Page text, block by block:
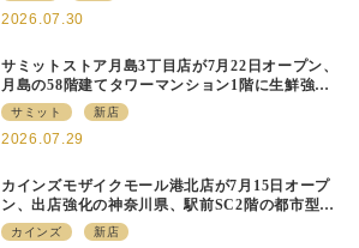
2026.07.30
サミットストア月島3丁目店が7月22日オープン、
月島の58階建てタワーマンション1階に生鮮強化
の小商圏型店を出店
サミット 新店
2026.07.29
カインズモザイクモール港北店が7月15日オープ
ン、出店強化の神奈川県、駅前SC2階の都市型小
型店
カインズ 新店